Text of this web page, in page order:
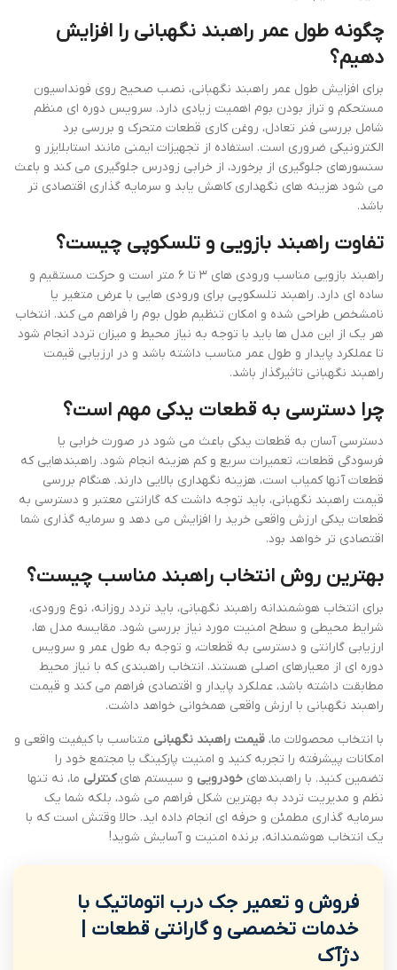
چگونه طول عمر راهبند نگهبانی را افزایش
دهیم؟
برای افزایش طول عمر راهبند نگهبانی، نصب صحیح روی فونداسیون
مستحکم و تراز بودن بوم اهمیت زیادی دارد. سرویس دوره ای منظم
شامل بررسی فنر تعادل، روغن کاری قطعات متحرک و بررسی برد
الکترونیکی ضروری است. استفاده از تجهیزات ایمنی مانند استابلایزر و
سنسورهای جلوگیری از برخورد، از خرابی زودرس جلوگیری می کند و باعث
می شود هزینه های نگهداری کاهش یابد و سرمایه گذاری اقتصادی تر
باشد.
تفاوت راهبند بازویی و تلسکوپی چیست؟
راهبند بازویی مناسب ورودی های ۳ تا ۶ متر است و حرکت مستقیم و
ساده ای دارد. راهبند تلسکوپی برای ورودی هایی با عرض متغیر یا
نامشخص طراحی شده و امکان تنظیم طول بوم را فراهم می کند. انتخاب
هر یک از این مدل ها باید با توجه به نیاز محیط و میزان تردد انجام شود
تا عملکرد پایدار و طول عمر مناسب داشته باشد و در ارزیابی قیمت
راهبند نگهبانی تاثیرگذار باشد.
چرا دسترسی به قطعات یدکی مهم است؟
دسترسی آسان به قطعات یدکی باعث می شود در صورت خرابی یا
فرسودگی قطعات، تعمیرات سریع و کم هزینه انجام شود. راهبندهایی که
قطعات آنها کمیاب است، هزینه نگهداری بالایی دارند. هنگام بررسی
قیمت راهبند نگهبانی، باید توجه داشت که گارانتی معتبر و دسترسی به
قطعات یدکی ارزش واقعی خرید را افزایش می دهد و سرمایه گذاری شما
اقتصادی تر خواهد بود.
بهترین روش انتخاب راهبند مناسب چیست؟
برای انتخاب هوشمندانه راهبند نگهبانی، باید تردد روزانه، نوع ورودی،
شرایط محیطی و سطح امنیت مورد نیاز بررسی شود. مقایسه مدل ها،
ارزیابی گارانتی و دسترسی به قطعات، و توجه به طول عمر و سرویس
دوره ای از معیارهای اصلی هستند. انتخاب راهبندی که با نیاز محیط
مطابقت داشته باشد، عملکرد پایدار و اقتصادی فراهم می کند و قیمت
راهبند نگهبانی با ارزش واقعی همخوانی خواهد داشت.
با انتخاب محصولات ما، قیمت راهبند نگهبانی متناسب با کیفیت واقعی و
امکانات پیشرفته را تجربه کنید و امنیت پارکینگ یا مجتمع خود را
تضمین کنید. با راهبندهای خودرویی و سیستم هایکنترلی ما، نه تنها
نظم و مدیریت تردد به بهترین شکل فراهم می شود، بلکه شما یک
سرمایه گذاری مطمئن و حرفه ای انجام داده اید. حالا وقتش است که با
یک انتخاب هوشمندانه، برنده امنیت و آسایش شوید!
فروش و تعمیر جک درب اتوماتیک با
خدمات تخصصی و گارانتی قطعات |
دژآک